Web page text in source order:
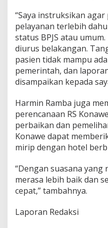
K
o
n
a
e
“Saya instruksikan
pelayanan terlebih
status BPJS atau
diurus belakangan.
pasien tidak mampu
pemerintah, dan
disampaikan kepada
Harmin Ramba juga
perencanaan RS
perbaikan dan
Konawe dapat
mirip dengan hotel
“Dengan suasana yang
merasa lebih baik dan
cepat,” tambahnya.
Laporan Redaksi